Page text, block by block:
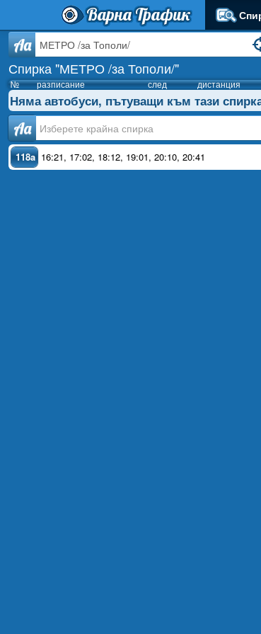
Варна Трафик
Aa
Спирка "МЕТРО /за Тополи/"
№ разписание след дистанция
Няма автобуси, пътуващи към тази
Аа
118a 16:21, 17:02, 18:12, 19:01, 20:10, 20:41